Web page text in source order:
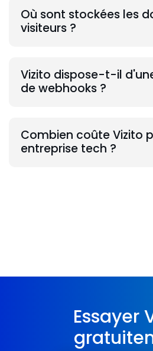
Où sont stockées les
visiteurs ?
Vizito dispose-t-il
de webhooks ?
Combien coûte Vizito
entreprise tech ?
Essayer